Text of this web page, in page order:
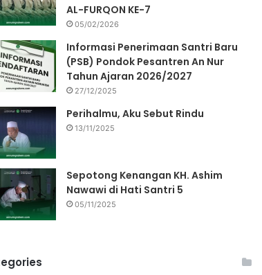
AL-FURQON KE-7
05/02/2026
Informasi Penerimaan Santri Baru
(PSB) Pondok Pesantren An Nur
Tahun Ajaran 2026/2027
27/12/2025
Perihalmu, Aku Sebut Rindu
13/11/2025
Sepotong Kenangan KH. Ashim
Nawawi di Hati Santri 5
05/11/2025